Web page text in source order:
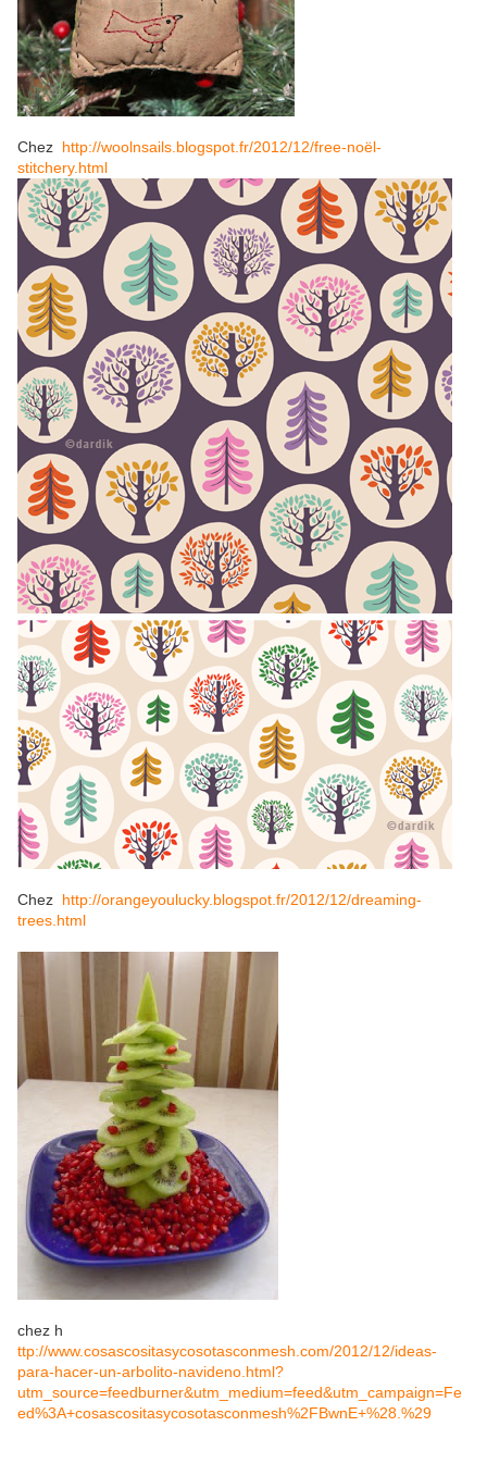
Chez http://woolnsails.blogspot.fr/2012/12/free-noël-
stitchery.html
Chez http://orangeyoulucky.blogspot.fr/2012/12/dreaming-
trees.html
chez h
ttp://www.cosascositasycosotasconmesh.com/2012/12/ideas-
para-hacer-un-arbolito-navideno.html?
utm_source=feedburner&utm_medium=feed&utm_campaign=Fe
ed%3A+cosascositasycosotasconmesh%2FBwnE+%28.%29